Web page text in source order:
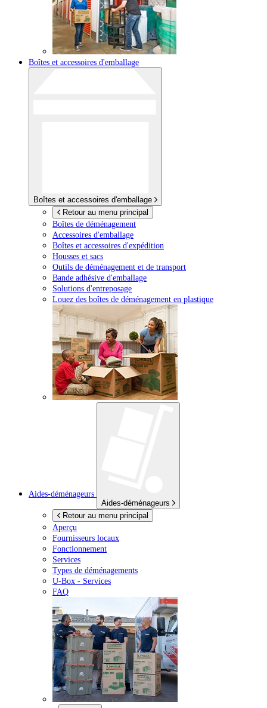
Boîtes et accessoires d'emballage
Boîtes et accessoires d'emballage
Retour au menu principal
Boîtes de déménagement
Accessoires d'emballage
Boîtes et accessoires d'expédition
Housses et sacs
Outils de déménagement et de transport
Bande adhésive d'emballage
Solutions d'entreposage
Louez des boîtes de déménagement en plastique
Aides-déménageurs
Aides-déménageurs
Retour au menu principal
Aperçu
Fournisseurs locaux
Fonctionnement
Services
Types de déménagements
U-Box - Services
FAQ